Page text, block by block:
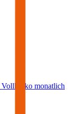
Vollkasko monatlich